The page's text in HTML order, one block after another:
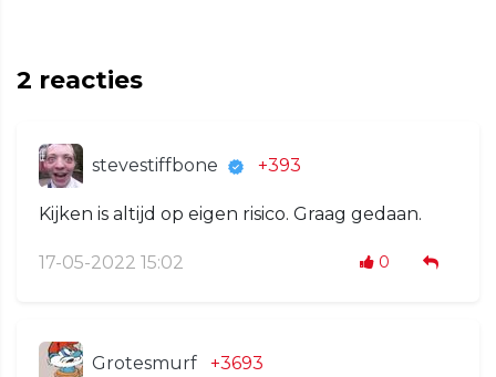
2 reacties
stevestiffbone +393
Kijken is altijd op eigen risico. Graag gedaan.
17-05-2022 15:02 0
Grotesmurf +3693